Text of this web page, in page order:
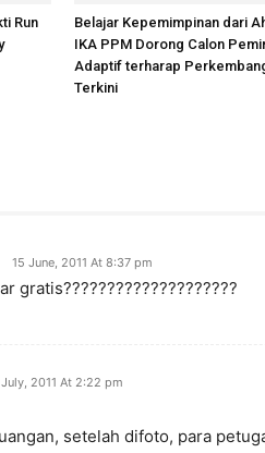
Run
Belajar Kepemimpinan dari
IKA PPM Dorong Calon
Adaptif terharap
Terkini
15 June, 2011 At 8:37 pm
gratis????????????????????
2011 At 2:22 pm
setelah difoto, para